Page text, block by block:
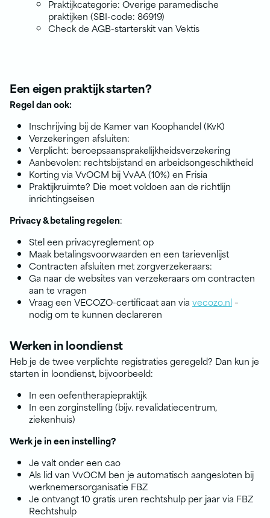
Praktijkcategorie: Overige paramedische
praktijken (SBI-code: 86919)
Check de AGB-starterskit van Vektis
Een eigen praktijk starten?
Regel dan ook:
Inschrijving bij de Kamer van Koophandel (KvK)
Verzekeringen afsluiten:
Verplicht: beroepsaansprakelijkheidsverzekering
Aanbevolen: rechtsbijstand en arbeidsongeschiktheid
Korting via VvOCM bij VvAA (10%) en Frisia
Praktijkruimte? Die moet voldoen aan de richtlijn
inrichtingseisen
Privacy & betaling regelen:
Stel een privacyreglement op
Maak betalingsvoorwaarden en een tarievenlijst
Contracten afsluiten met zorgverzekeraars:
Ga naar de websites van verzekeraars om contracten
aan te vragen
Vraag een VECOZO-certificaat aan via vecozo.nl–
nodig om te kunnen declareren
Werken in loondienst
Heb je de twee verplichte registraties geregeld? Dan kun je
starten in loondienst, bijvoorbeeld:
In een oefentherapiepraktijk
In een zorginstelling (bijv. revalidatiecentrum,
ziekenhuis)
Werk je in een instelling?
Je valt onder een cao
Als lid van VvOCM ben je automatisch aangesloten bij
werknemersorganisatie FBZ
Je ontvangt 10 gratis uren rechtshulp per jaar via FBZ
Rechtshulp